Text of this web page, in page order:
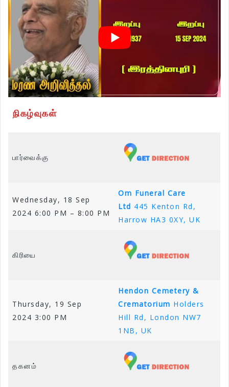
நிகழ்வுகள்
பார்வைக்கு
Wednesday, 18 Sep
2024 6:00 PM – 8:00 PM
Om Funeral Care
Ltd 445 Kenton Rd,
Harrow HA3 0XY, UK
கிரியை
Thursday, 19 Sep
2024 3:00 PM
Hendon Cemetery &
Crematorium Holders
Hill Rd, London NW7
1NB, UK
தகனம்